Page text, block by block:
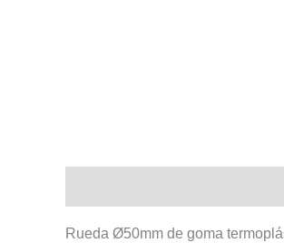
Rueda Ø50mm de goma